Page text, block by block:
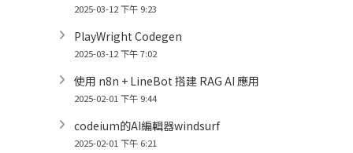
2025-03-12 下午 9:23
PlayWright Codegen
2025-03-12 下午 7:02
使用 n8n + LineBot 搭建 RAG AI 應用
2025-02-01 下午 9:44
codeium的AI編輯器windsurf
2025-02-01 下午 6:21